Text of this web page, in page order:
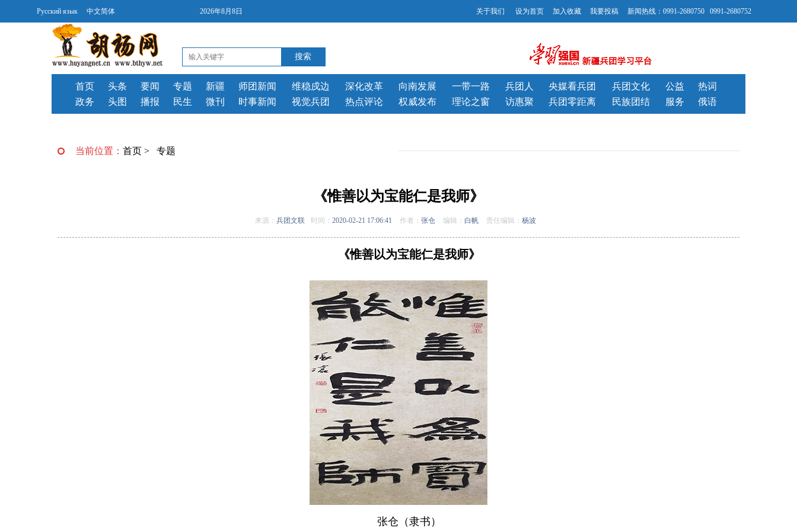
Русский язык 中文简体 2026年8月8日 关于我们 设为首页 加入收藏 我要投稿 新闻热线：0991-2680750 0991-2680752
首页 头条
要闻
政务
头图 播报
专题 新疆
师团新闻
民生
微刊 时事新闻
维稳戍边 深化改革
向南发展
视觉兵团
热点评论 权威发布
一带一路 兵团人
央媒看兵团
理论之窗
访惠聚 兵团零距离
兵团文化 公益
热词
民族团结
服务 俄语
当前位置： 首页 > 专题
《惟善以为宝能仁是我师》
来源： 兵团文联 时间： 2020-02-21 17:06:41 作者： 张仓 编辑： 白帆 责任编辑： 杨波
《惟善以为宝能仁是我师》
张仓（隶书）